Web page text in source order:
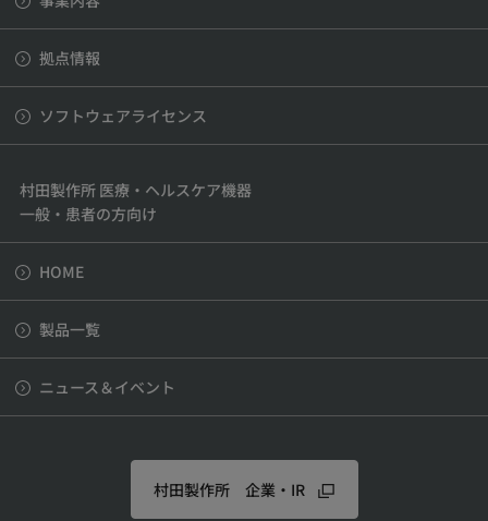
拠点情報
ソフトウェアライセンス
村田製作所 医療・ヘルスケア機器
一般・患者の方向け
HOME
製品一覧
ニュース＆イベント
村田製作所 企業・IR